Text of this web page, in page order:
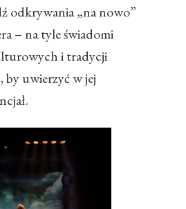
odkrywania „na nowo”
– na tyle świadomi
i tradycji
uwierzyć w jej